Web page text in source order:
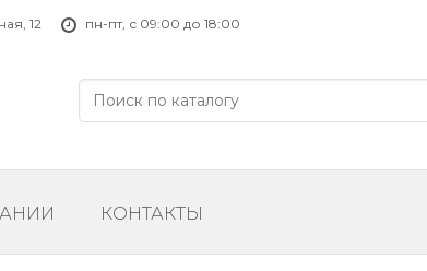
12 пн-пт, с 09:00 до 18:00
КОНТАКТЫ